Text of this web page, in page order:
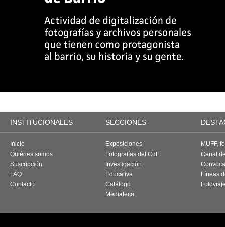
INSTITUCIONALES SECCIONES
Inicio
Quiénes somos
Suscripción
FAQ
Contacto
Exposiciones
Fotografías del CdF
Investigación
Educativa
Catálogo
Mediateca
MUFF,
Canal
Líneas